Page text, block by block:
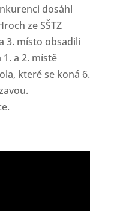
dosáhl
ze SŠTZ
3. místo obsadili
1. a 2. místě
které se koná 6.